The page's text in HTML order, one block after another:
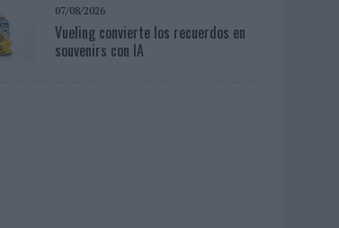
07/08/2026
Vueling convierte los recuerdos en
souvenirs con IA